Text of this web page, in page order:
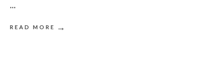
...
READ MORE →